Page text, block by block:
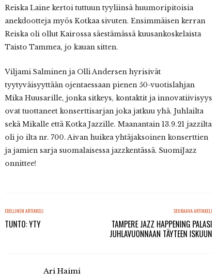
Reiska Laine kertoi tuttuun tyyliinsä huumoripitoisia
anekdootteja myös Kotkaa sivuten. Ensimmäisen kerran
Reiska oli ollut Kairossa säestämässä kuusankoskelaista
Taisto Tammea, jo kauan sitten.
Viljami Salminen ja Olli Andersen hyrisivät
tyytyväisyyttään ojentaessaan pienen 50-vuotislahjan
Mika Huusarille, jonka sitkeys, kontaktit ja innovatiivisyys
ovat tuottaneet konserttisarjan joka jatkuu yhä. Juhlailta
sekä Mikalle että Kotka Jazzille. Maanantain 13.9.21 jazzilta
oli jo ilta nr. 700. Aivan huikea yhtäjaksoinen konserttien
ja jamien sarja suomalaisessa jazzkentässä. SuomiJazz
onnittee!
EDELLINEN ARTIKKELI
TUNTO: YTY
SEURAAVA ARTIKKELI
TAMPERE JAZZ HAPPENING PALASI
JUHLAVUONNAAN TÄYTEEN ISKUUN
Ari Haimi